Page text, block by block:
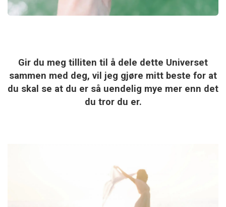
Gir du meg tilliten til å dele dette Universet
sammen med deg, vil jeg gjøre mitt beste for at
du skal se at du er så uendelig mye mer enn det
du tror du er.